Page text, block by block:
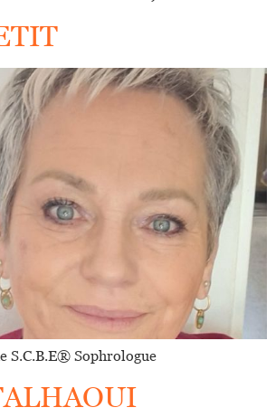
S.C.B.E®️ Sophrologue